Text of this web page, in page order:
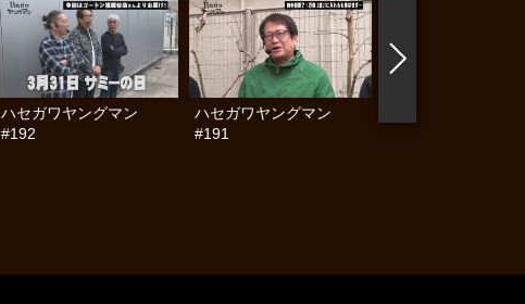
ハセガワヤングマン
#192
ハセガワヤングマン
#191